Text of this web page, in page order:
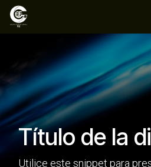
Ir al contenido
Título de la
Utilice este snippet para